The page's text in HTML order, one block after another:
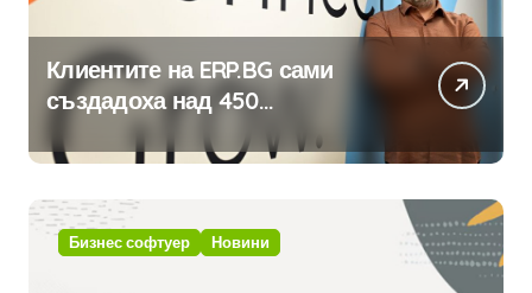
Клиентите на ERP.BG сами
създадоха над 450
приложения за ERP системата
с помощта на вградения в нея
изкуствен интелект
Бизнес софтуер Новини